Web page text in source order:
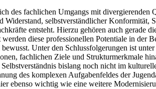
des fachlichen Umgangs mit divergierenden
Widerstand, selbstverständlicher Konformität,
entsteht. Hierzu gehören auch gerade
werden diese professionellen Potentiale in der
Unter den Schlussfolgerungen ist
fachlichen Ziele und Strukturmerkmale
bislang noch nicht im
des komplexen Aufgabenfeldes der
ebenso wichtig wie eine weitere